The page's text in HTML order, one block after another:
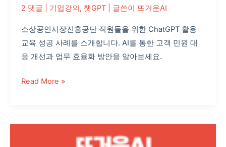
2 댓글 기업강의 , 챗GPT| 글쓴이 뜨거운AI
소상공인시장진흥공단 직원들을 위한 ChatGPT 활용
교육 성공 사례를 소개합니다. AI를 통한 고객 민원 대
응 개선과 업무 효율화 방안을 알아보세요.
직
대
상
AI
육
Read More »